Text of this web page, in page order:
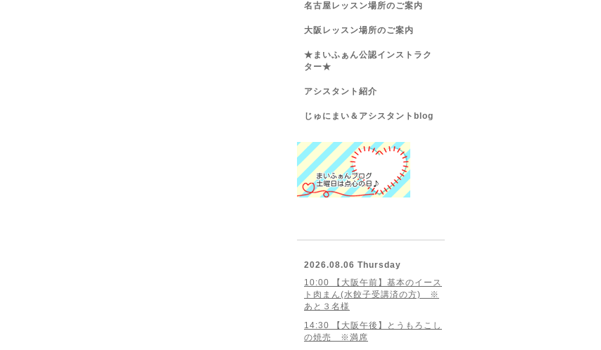
名古屋レッスン場所のご案内
大阪レッスン場所のご案内
★まいふぁん公認インストラク
ター★
アシスタント紹介
じゅにまい＆アシスタントblog
2026.08.06 Thursday
10:00 【大阪午前】基本のイース
ト肉まん(水餃子受講済の方) ※
あと３名様
14:30 【大阪午後】とうもろこし
の焼売 ※満席